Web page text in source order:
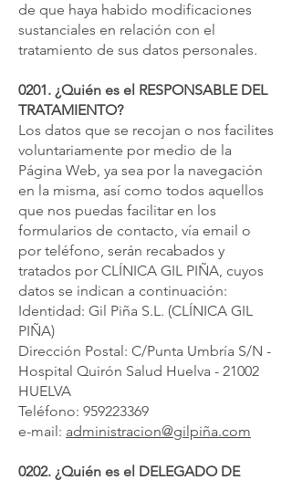
de que haya habido modificaciones
sustanciales en relación con el
tratamiento de sus datos personales.
0201. ¿Quién es el RESPONSABLE DEL
TRATAMIENTO?
Los datos que se recojan o nos facilites
voluntariamente por medio de la
Página Web, ya sea por la navegación
en la misma, así como todos aquellos
que nos puedas facilitar en los
formularios de contacto, vía email o
por teléfono, serán recabados y
tratados por CLÍNICA GIL PIÑA, cuyos
datos se indican a continuación:
Identidad: Gil Piña S.L. (CLÍNICA GIL
PIÑA)
Dirección Postal: C/Punta Umbría S/N -
Hospital Quirón Salud Huelva - 21002
HUELVA
Teléfono: 959223369
e-mail: administracion@gilpiña.com
0202. ¿Quién es el DELEGADO DE